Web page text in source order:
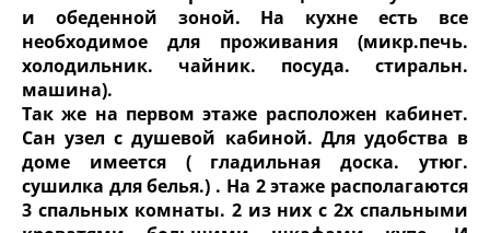
и обеденной зоной. На кухне есть все
необходимое для проживания (микр.печь.
холодильник. чайник. посуда. стиральн.
машина).
Так же на первом этаже расположен кабинет.
Сан узел с душевой кабиной. Для удобства в
доме имеется ( гладильная доска. утюг.
сушилка для белья.) . На 2 этаже располагаются
3 спальных комнаты. 2 из них с 2х спальными